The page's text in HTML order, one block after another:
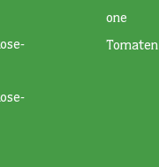
one
Tomaten